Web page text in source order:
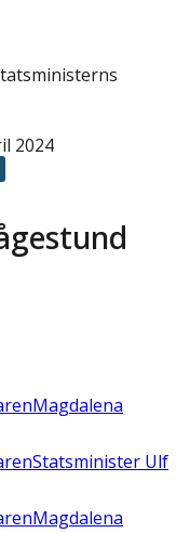
2024
Magdalena
Statsminister Ulf
Magdalena